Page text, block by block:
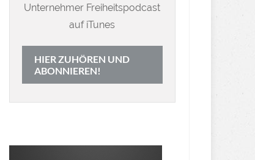
Unternehmer Freiheitspodcast
auf iTunes
HIER ZUHÖREN UND
ABONNIEREN!